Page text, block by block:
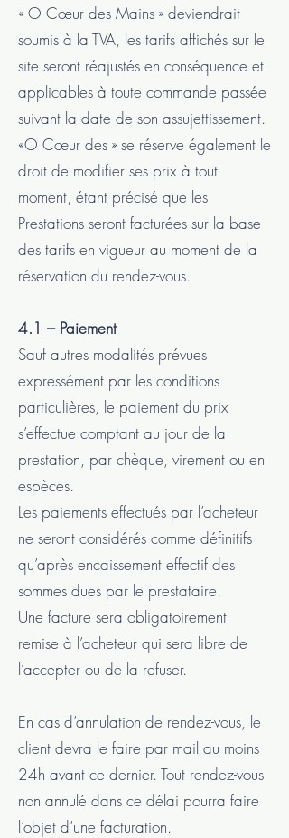
« O Cœur des Mains » deviendrait
soumis à la TVA, les tarifs affichés sur le
site seront réajustés en conséquence et
applicables à toute commande passée
suivant la date de son assujettissement.
«O Cœur des » se réserve également le
droit de modifier ses prix à tout
moment, étant précisé que les
Prestations seront facturées sur la base
des tarifs en vigueur au moment de la
réservation du rendez-vous.
4.1 – Paiement
Sauf autres modalités prévues
expressément par les conditions
particulières, le paiement du prix
s’effectue comptant au jour de la
prestation, par chèque, virement ou en
espèces.
Les paiements effectués par l’acheteur
ne seront considérés comme définitifs
qu’après encaissement effectif des
sommes dues par le prestataire.
Une facture sera obligatoirement
remise à l’acheteur qui sera libre de
l’accepter ou de la refuser.
En cas d’annulation de rendez-vous, le
client devra le faire par mail au moins
24h avant ce dernier. Tout rendez-vous
non annulé dans ce délai pourra faire
l’objet d’une facturation.